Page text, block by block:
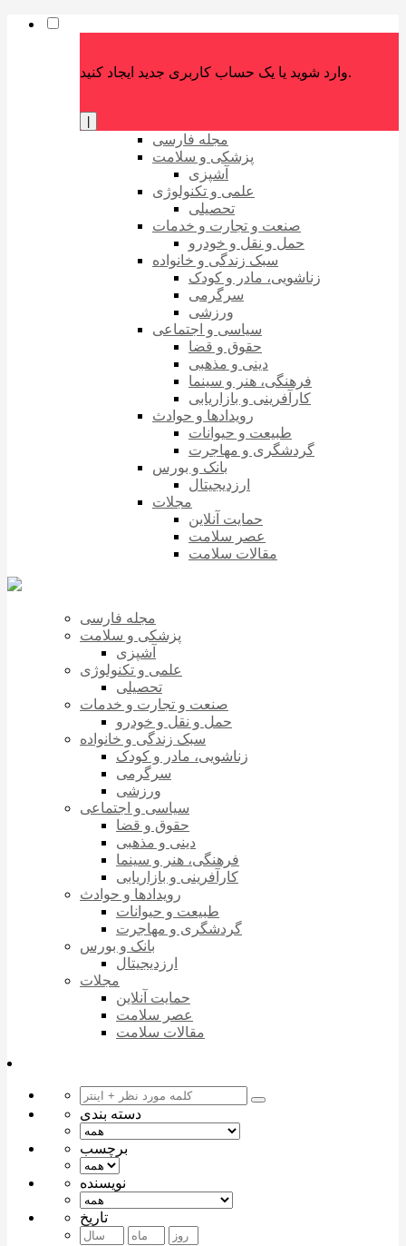
وارد شوید یا یک حساب کاربری جدید ایجاد کنید.
مجله فارسی
پزشکی و سلامت
آشپزی
علمی و تکنولوژی
تحصیلی
صنعت و تجارت و خدمات
حمل و نقل و خودرو
سبک زندگی و خانواده
زناشویی، مادر و کودک
سرگرمی
ورزشی
سیاسی و اجتماعی
حقوق و قضا
دینی و مذهبی
فرهنگی، هنر و سینما
کارآفرینی و بازاریابی
رویدادها و حوادث
طبیعت و حیوانات
گردشگری و مهاجرت
بانک و بورس
ارزدیجیتال
مجلات
حمایت آنلاین
عصر سلامت
مقالات سلامت
مجله فارسی
پزشکی و سلامت
آشپزی
علمی و تکنولوژی
تحصیلی
صنعت و تجارت و خدمات
حمل و نقل و خودرو
سبک زندگی و خانواده
زناشویی، مادر و کودک
سرگرمی
ورزشی
سیاسی و اجتماعی
حقوق و قضا
دینی و مذهبی
فرهنگی، هنر و سینما
کارآفرینی و بازاریابی
رویدادها و حوادث
طبیعت و حیوانات
گردشگری و مهاجرت
بانک و بورس
ارزدیجیتال
مجلات
حمایت آنلاین
عصر سلامت
مقالات سلامت
دسته بندی
برچسب
نویسنده
تاریخ